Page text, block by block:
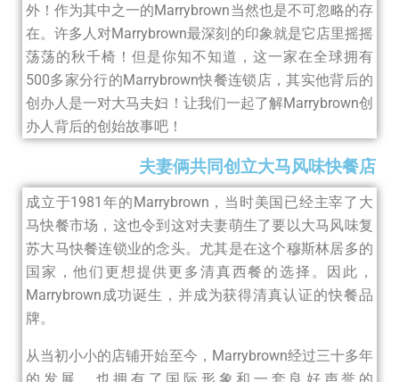
外！作为其中之一的Marrybrown当然也是不可忽略的存
在。许多人对Marrybrown最深刻的印象就是它店里摇摇
荡荡的秋千椅！但是你知不知道，这一家在全球拥有
500多家分行的Marrybrown快餐连锁店，其实他背后的
创办人是一对大马夫妇！让我们一起了解Marrybrown创
办人背后的创始故事吧！
夫妻俩共同创立大马风味快餐店
成立于1981年的Marrybrown，当时美国已经主宰了大
马快餐市场，这也令到这对夫妻萌生了要以大马风味复
苏大马快餐连锁业的念头。尤其是在这个穆斯林居多的
国家，他们更想提供更多清真西餐的选择。因此，
Marrybrown成功诞生，并成为获得清真认证的快餐品
牌。
从当初小小的店铺开始至今，Marrybrown经过三十多年